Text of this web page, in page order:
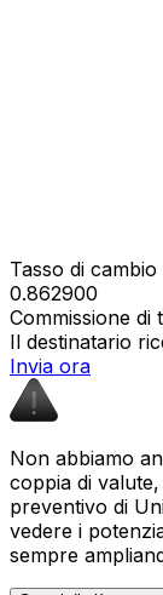
Tasso di cambio
0.862900
Commissione di
Il destinatario
Invia ora
Non abbiamo
coppia di
preventivo di
vedere i
sempre